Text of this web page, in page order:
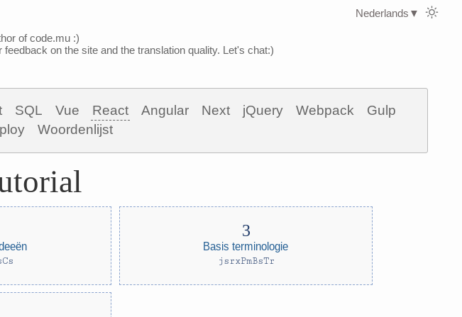
of code.mu :)
on the site and the translation quality. Let's chat:)
SQL Vue React Angular Next jQuery Webpack
Gulp
Woordenlijst
Basis terminologie
jsrxPmBsTr
Nederlands ▼